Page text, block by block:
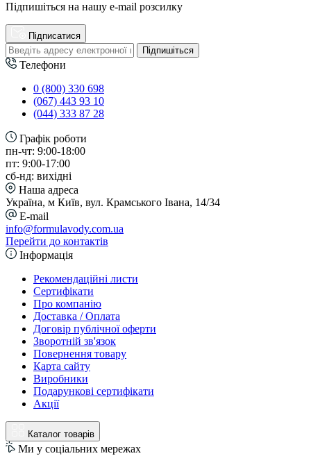
Підпишіться на нашу e-mail розсилку
Підписатися
Підпишіться
Телефони
0 (800) 330 698
(067) 443 93 10
(044) 333 87 28
Графік роботи
пн-чт: 9:00-18:00
пт: 9:00-17:00
сб-нд: вихідні
Наша адреса
Україна, м Київ, вул. Крамського Івана, 14/34
E-mail
info@formulavody.com.ua
Перейти до контактів
Інформація
Рекомендаційні листи
Сертифікати
Про компанію
Доставка / Оплата
Договір публічної оферти
Зворотній зв'язок
Повернення товару
Карта сайту
Виробники
Подарункові сертифікати
Акції
Каталог товарів
Ми у соціальних мережах